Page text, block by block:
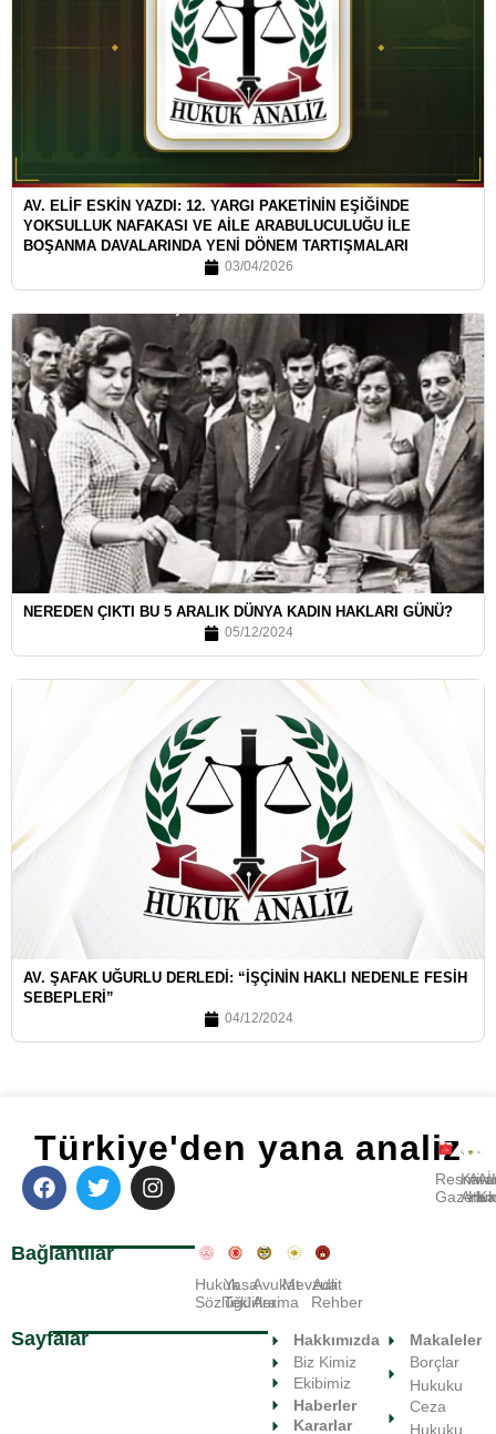
AV. ELİF ESKİN YAZDI: 12. YARGI PAKETİNİN EŞİĞİNDE
YOKSULLUK NAFAKASI VE AİLE ARABULUCULUĞU İLE
BOŞANMA DAVALARINDA YENİ DÖNEM TARTIŞMALARI
03/04/2026
NEREDEN ÇIKTI BU 5 ARALIK DÜNYA KADIN HAKLARI GÜNÜ?
05/12/2024
AV. ŞAFAK UĞURLU DERLEDI: “İŞÇININ HAKLI NEDENLE FESIH
SEBEPLERI”
04/12/2024
Türkiye'den yana analiz
Bağlantılar
Hukuk
Sözlüğü
Yasa
Teklifleri
Avukat
Arama
Mevzuat
Adli
Rehber
Resmi
Gazete
Sayfalar
Hakkımızda
Biz Kimiz
Ekibimiz
Haberler
Kararlar
Makaleler
Borçlar
Hukuku
Ceza
Hukuku